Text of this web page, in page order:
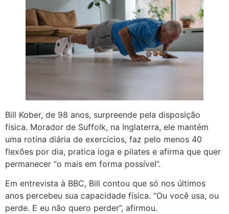
Bill Kober, de 98 anos, surpreende pela disposição
física. Morador de Suffolk, na Inglaterra, ele mantém
uma rotina diária de exercícios, faz pelo menos 40
flexões por dia, pratica ioga e pilates e afirma que quer
permanecer “o mais em forma possível”.
Em entrevista à BBC, Bill contou que só nos últimos
anos percebeu sua capacidade física. “Ou você usa, ou
perde. E eu não quero perder”, afirmou.